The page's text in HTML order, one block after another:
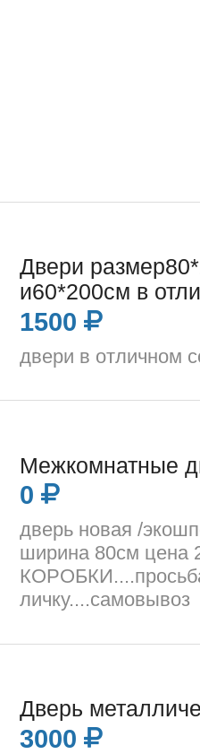
Двери
и60*200см в
1500
двери в отличном
Межкомнатные
0
дверь новая /
ширина 80см цена
личку....самовывоз
Дверь
3000